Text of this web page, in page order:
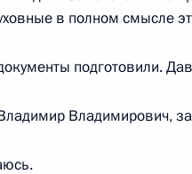
Москвав полном смысле
подготовили.
Владимирович,